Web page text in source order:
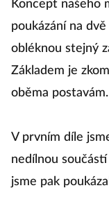
Koncept našeho
poukázání na
obléknou stejný
Základem je
V prvním díle
nedílnou